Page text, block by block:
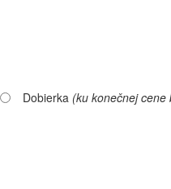
Dobierka (ku konečnej